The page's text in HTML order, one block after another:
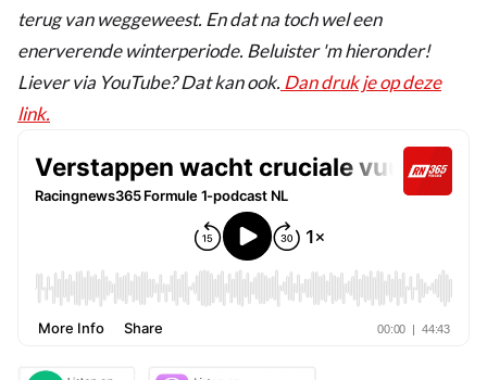
terug van weggeweest. En dat na toch wel een
enerverende winterperiode. Beluister 'm hieronder!
Liever via YouTube? Dat kan ook. Dan druk je op deze
link.